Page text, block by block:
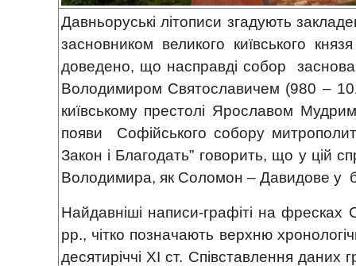
Давньоруські літописи згадують
засновником великого київського
доведено, що насправді собор
Володимиром Святославичем (980 –
київському престолі Ярославом
появи Софійського собору
Закон і Благодать” говорить, що у цій
Володимира, як Соломон – Давидове у
Найдавніші написи-графіті на
рр., чітко позначають верхню
десятиріччі ХІ ст. Співставлення